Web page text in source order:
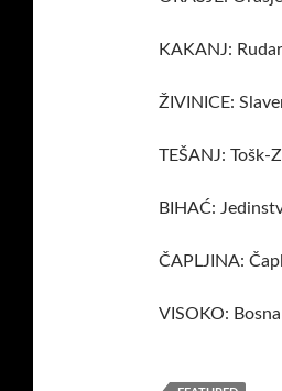
KAKANJ:
ŽIVINICE:
TEŠANJ: Tošk-
BIHAĆ:
ČAPLJINA:
VISOKO: